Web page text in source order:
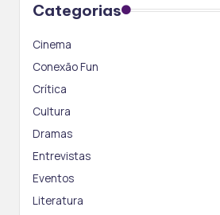
Categorias
Cinema
Conexão Fun
Crítica
Cultura
Dramas
Entrevistas
Eventos
Literatura